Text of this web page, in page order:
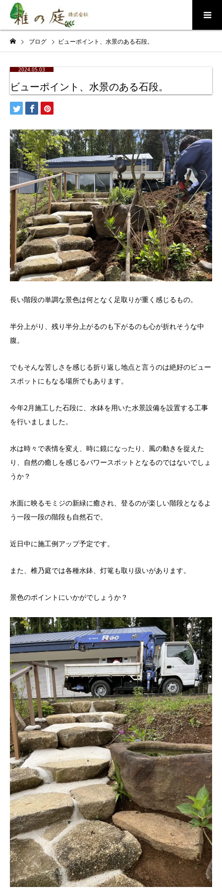
ブログ ビューポイント、水景のある石段。
2024.05.03
ビューポイント、水景のある石段。
長い階段の単調な景色は何となく足取りが重く感じるもの。
半分上がり、残り半分上がるのも下がるのも心が折れそうな中
腹。
でもそんな苦しさを感じる折り返し地点と言うのは絶好のビュー
スポットにもなる場所でもあります。
今年2月施工した石段に、水鉢を用いた水景設備を設置する工事
を行いましました。
水は時々で表情を変え、時に鏡になったり、風の動きを捉えた
り、自然の癒しを感じるパワースポットとなるのではないでしょ
うか？
水面に映るモミジの新緑に癒され、登るのが楽しい階段となるよ
う一段一段の階段も自然石で。
近日中に施工例アップ予定です。
また、椎乃庭では各種水鉢、灯篭も取り扱いがあります。
景色のポイントにいかがでしょうか？